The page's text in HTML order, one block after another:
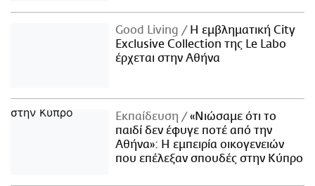
Good Living
Η εμβληματική City
Exclusive Collection της Le Labo
έρχεται στην Αθήνα
Εκπαίδευση
«Νιώσαμε ότι το
παιδί δεν έφυγε ποτέ από την
Αθήνα»: Η εμπειρία οικογενειών
που επέλεξαν σπουδές στην Κύπρο